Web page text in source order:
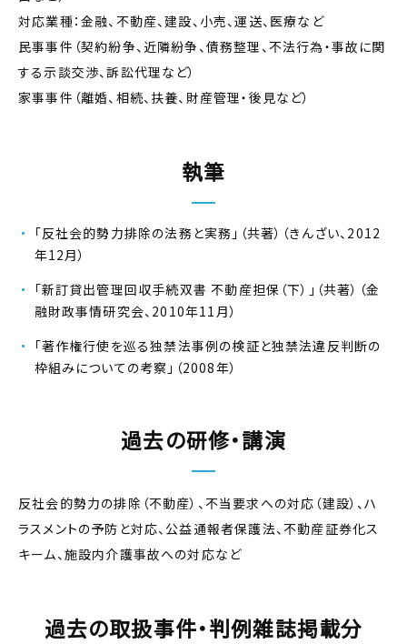
対応業種：金融、不動産、建設、小売、運送、医療など
民事事件（契約紛争、近隣紛争、債務整理、不法行為・事故に関
する示談交渉、訴訟代理など）
家事事件（離婚、相続、扶養、財産管理・後見など）
執筆
「反社会的勢力排除の法務と実務」（共著）（きんざい、2012
年12月）
「新訂貸出管理回収手続双書 不動産担保（下）」（共著）（金
融財政事情研究会、2010年11月）
「著作権行使を巡る独禁法事例の検証と独禁法違反判断の
枠組みについての考察」（2008年）
過去の研修・講演
反社会的勢力の排除（不動産）、不当要求への対応（建設）、ハ
ラスメントの予防と対応、公益通報者保護法、不動産証券化ス
キーム、施設内介護事故への対応など
過去の取扱事件・判例雑誌掲載分